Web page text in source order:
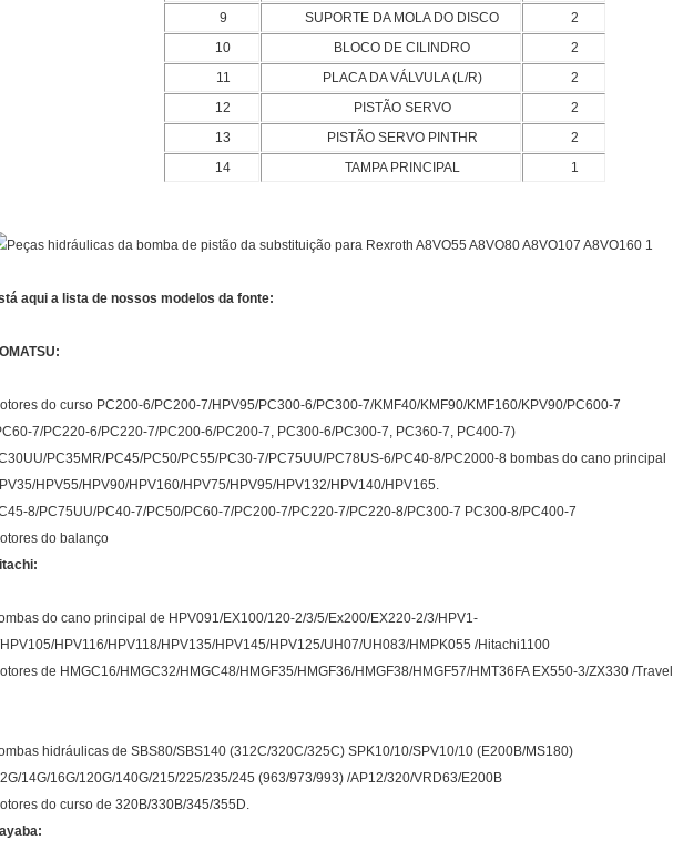
9
SUPORTE DA MOLA DO DISCO
2
10
BLOCO DE CILINDRO
2
11
PLACA DA VÁLVULA (L/R)
2
12
PISTÃO SERVO
2
13
PISTÃO SERVO PINTHR
2
14
TAMPA PRINCIPAL 1
aqui a lista de nossos modelos da fonte:
do curso PC200-6/PC200-7/HPV95/PC300-6/PC300-7/KMF40/KMF90/KMF160/KPV90/PC600-7
7/PC220-6/PC220-7/PC200-6/PC200-7, PC300-6/PC300-7, PC360-7, PC400-7)
PC35MR/PC45/PC50/PC55/PC30-7/PC75UU/PC78US-6/PC40-8/PC2000-8 bombas do cano principal
HPV55/HPV90/HPV160/HPV75/HPV95/HPV132/HPV140/HPV165.
8/PC75UU/PC40-7/PC50/PC60-7/PC200-7/PC220-7/PC220-8/PC300-7 PC300-8/PC400-7
do balanço
do cano principal de HPV091/EX100/120-2/3/5/Ex200/EX220-2/3/HPV1-
HPV116/HPV118/HPV135/HPV145/HPV125/UH07/UH083/HMPK055 /Hitachi1100
de HMGC16/HMGC32/HMGC48/HMGF35/HMGF36/HMGF38/HMGF57/HMT36FA EX550-3/ZX330 /Travel
hidráulicas de SBS80/SBS140 (312C/320C/325C) SPK10/10/SPV10/10 (E200B/MS180)
14G/16G/120G/140G/215/225/235/245 (963/973/993) /AP12/320/VRD63/E200B
do curso de 320B/330B/345/355D.